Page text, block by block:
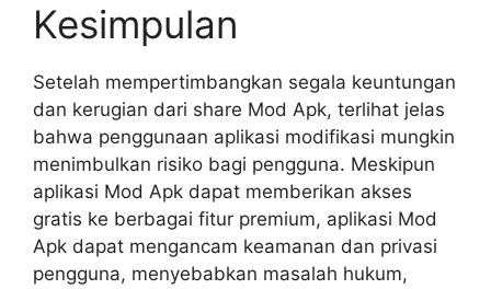
Kesimpulan
Setelah mempertimbangkan segala keuntungan
dan kerugian dari share Mod Apk, terlihat jelas
bahwa penggunaan aplikasi modifikasi mungkin
menimbulkan risiko bagi pengguna. Meskipun
aplikasi Mod Apk dapat memberikan akses
gratis ke berbagai fitur premium, aplikasi Mod
Apk dapat mengancam keamanan dan privasi
pengguna, menyebabkan masalah hukum,